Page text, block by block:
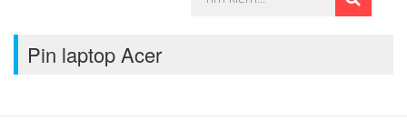
Pin laptop Acer